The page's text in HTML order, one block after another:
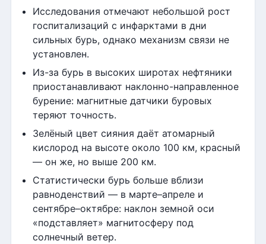
Исследования отмечают небольшой рост
госпитализаций с инфарктами в дни
сильных бурь, однако механизм связи не
установлен.
Из-за бурь в высоких широтах нефтяники
приостанавливают наклонно-направленное
бурение: магнитные датчики буровых
теряют точность.
Зелёный цвет сияния даёт атомарный
кислород на высоте около 100 км, красный
— он же, но выше 200 км.
Статистически бурь больше вблизи
равноденствий — в марте–апреле и
сентябре–октябре: наклон земной оси
«подставляет» магнитосферу под
солнечный ветер.